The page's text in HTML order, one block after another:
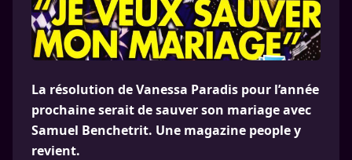
La résolution de Vanessa Paradis pour l’année
prochaine serait de sauver son mariage avec
Samuel Benchetrit. Une magazine people y
revient.